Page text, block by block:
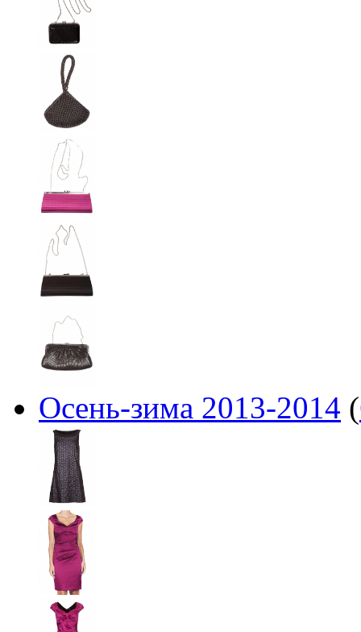
Осень-зима 2013-2014 (